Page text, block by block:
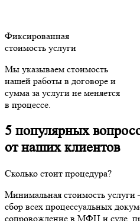
Фиксированная
стоимость услуги
Мы указываем стоимость
нашей работы в договоре и
сумма за услуги не меняется
в процессе.
5 популярных
от наших клиентов
Сколько стоит процедура?
Минимальная стоимость услуги
сбор всех процессуальных
сопровождение в МФЦ и суде,